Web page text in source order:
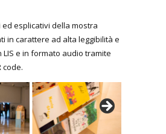
esplicativi della mostra
in carattere ad alta leggibilità e
e in formato audio tramite
code.